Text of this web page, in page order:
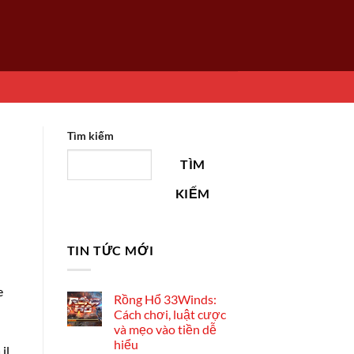
il
Tìm kiếm
TÌM
KIẾM
TIN TỨC MỚI
Rồng Hổ 33Winds:
Cách chơi, luật cược
và mẹo vào tiền dễ
hiểu